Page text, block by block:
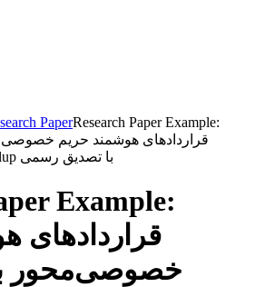
PaperResearch Paper Example:
قراردادهای هوشمند حریم
رویکرد مبتنی بر ZK-Rollup با تصدیق رسمی
Example:
قراردادهای
خصوصی‌محور